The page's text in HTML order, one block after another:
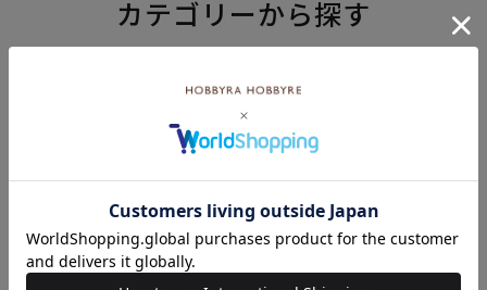
カテゴリーから探す
キット
刺し子 編み物